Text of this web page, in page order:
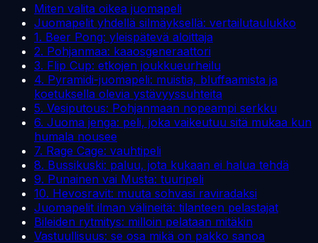
Miten valita oikea juomapeli
Juomapelit yhdellä silmäyksellä: vertailutaulukko
1. Beer Pong: yleispätevä aloittaja
2. Pohjanmaa: kaaosgeneraattori
3. Flip Cup: etkojen joukkueurheilu
4. Pyramidi-juomapeli: muistia, bluffaamista ja
koetuksella olevia ystävyyssuhteita
5. Vesiputous: Pohjanmaan nopeampi serkku
6. Juoma jenga: peli, joka vaikeutuu sitä mukaa kun
humala nousee
7. Rage Cage: vauhtipeli
8. Bussikuski: paluu, jota kukaan ei halua tehdä
9. Punainen vai Musta: tuuripeli
10. Hevosravit: muuta sohvasi raviradaksi
Juomapelit ilman välineitä: tilanteen pelastajat
Bileiden rytmitys: milloin pelataan mitäkin
Vastuullisuus: se osa mikä on pakko sanoa